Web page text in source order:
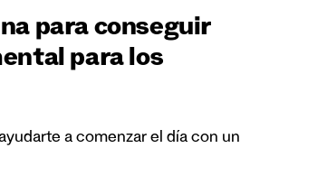
para conseguir
para los
a comenzar el día con un